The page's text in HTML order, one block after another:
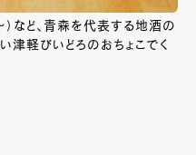
など、青森を代表する地酒の
津軽びいどろのおちょこでく